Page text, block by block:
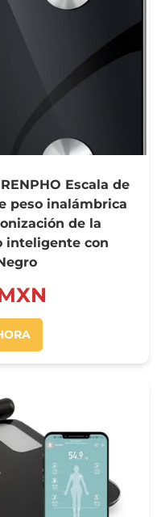
Escala de
peso inalámbrica
de la
inteligente con